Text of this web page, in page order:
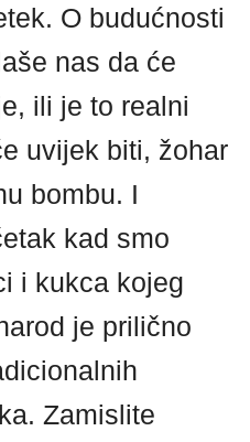
O budućnosti
nas da će
ili je to realni
uvijek biti, žohar
bombu. I
kad smo
i kukca kojeg
je prilično
Zamislite